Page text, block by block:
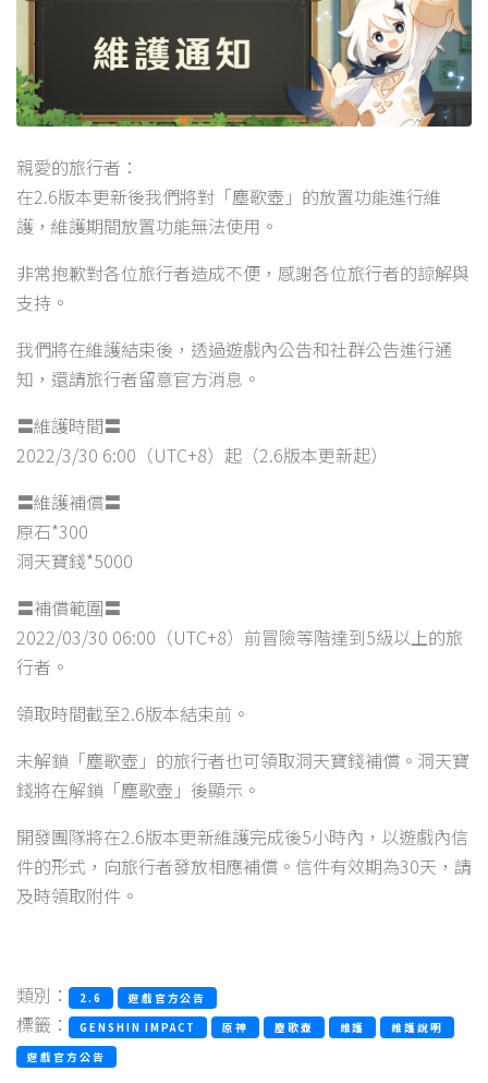
親愛的旅行者：
在2.6版本更新後我們將對「塵歌壺」的放置功能進行維
護，維護期間放置功能無法使用。
非常抱歉對各位旅行者造成不便，感謝各位旅行者的諒解與
支持。
我們將在維護結束後，透過遊戲內公告和社群公告進行通
知，還請旅行者留意官方消息。
〓維護時間〓
2022/3/30 6:00（UTC+8）起（2.6版本更新起）
〓維護補償〓
原石*300
洞天寶錢*5000
〓補償範圍〓
2022/03/30 06:00（UTC+8）前冒險等階達到5級以上的旅
行者。
領取時間截至2.6版本結束前。
未解鎖「塵歌壺」的旅行者也可領取洞天寶錢補償。洞天寶
錢將在解鎖「塵歌壺」後顯示。
開發團隊將在2.6版本更新維護完成後5小時內，以遊戲內信
件的形式，向旅行者發放相應補償。信件有效期為30天，請
及時領取附件。
類別： 2.6 遊戲官方公告
標籤： GENSHIN IMPACT 原神 塵歌壺 維護
維護說明
遊戲官方公告